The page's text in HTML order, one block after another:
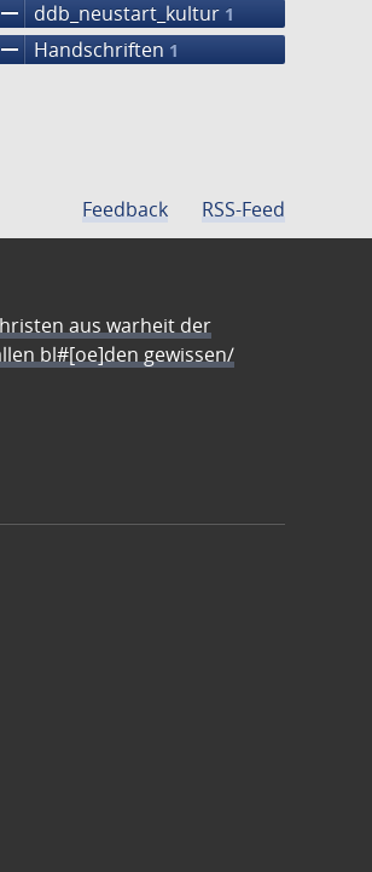
remove ddb_neustart_kultur 1
remove Handschriften 1
Feedback RSS-Feed
aus warheit der
bl#[oe]den gewissen/